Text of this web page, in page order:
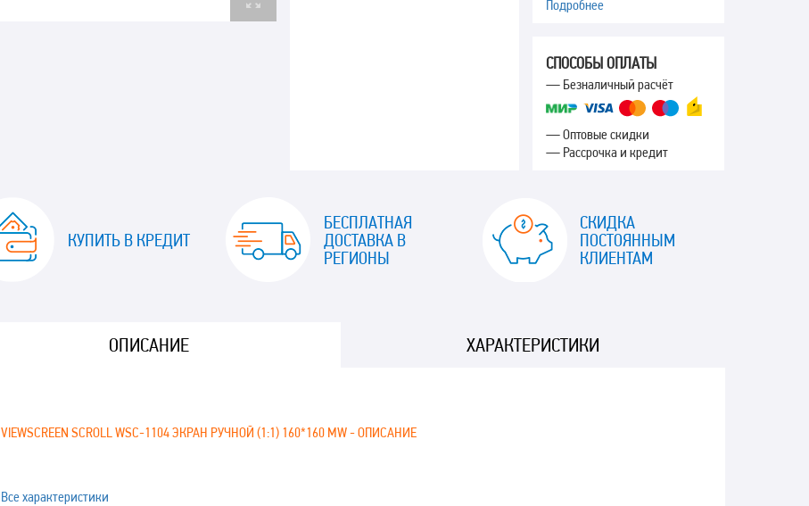
Подробнее
СПОСОБЫ ОПЛАТЫ
— Безналичный расчёт
— Оптовые скидки
— Рассрочка и кредит
КУПИТЬ В КРЕДИТ
БЕСПЛАТНАЯ
ДОСТАВКА В
РЕГИОНЫ
СКИДКА
ПОСТОЯННЫМ
КЛИЕНТАМ
ОПИСАНИЕ ХАРАКТЕРИСТИКИ
VIEWSCREEN SCROLL WSC-1104 ЭКРАН РУЧНОЙ (1:1) 160*160 MW - ОПИСАНИЕ
Все характеристики